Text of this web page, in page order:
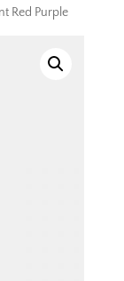
Red Purple